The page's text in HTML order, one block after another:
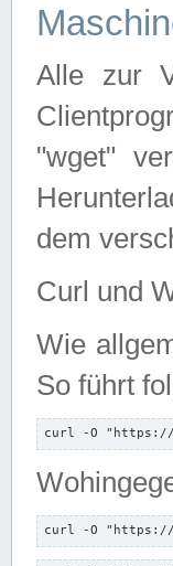
Alle zur
"wget"
dem
Curl und
Wie
So führt
curl -O "https://
curl -O "https://